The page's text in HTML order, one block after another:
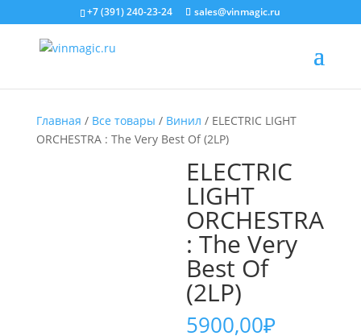
+7 (391) 240-23-24 sales@vinmagic.ru
Главная / Все товары / Винил / ELECTRIC LIGHT
ORCHESTRA : The Very Best Of (2LP)
ELECTRIC
LIGHT
ORCHESTRA
: The Very
Best Of
(2LP)
5900,00₽